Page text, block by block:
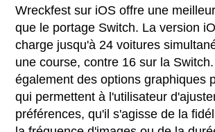
Wreckfest sur iOS offre une
que le portage Switch. La version
charge jusqu'à 24 voitures
une course, contre 16 sur la
également des options graphiques
qui permettent à l'utilisateur
préférences, qu'il s'agisse de la